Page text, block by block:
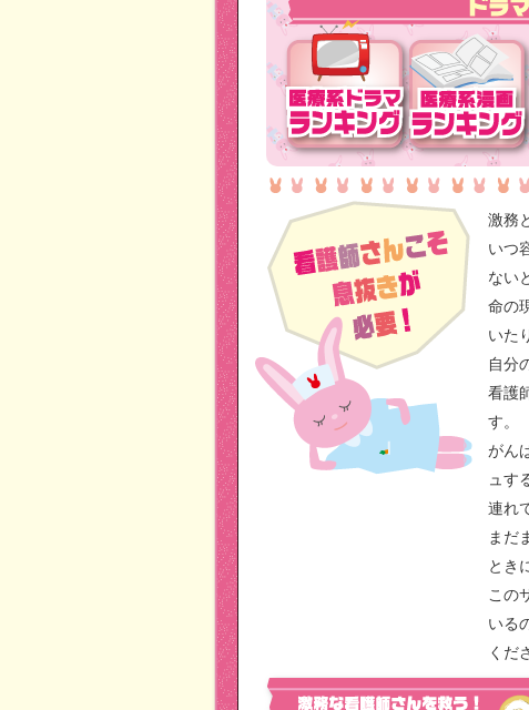
激務
いつ
ない
命の
いた
自分
看護
す。
がん
ュす
連れ
まだ
とき
この
いる
くだ